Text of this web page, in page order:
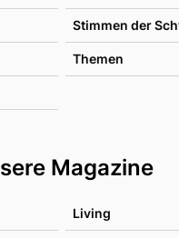
Stimmen der
Themen
Magazine
Living